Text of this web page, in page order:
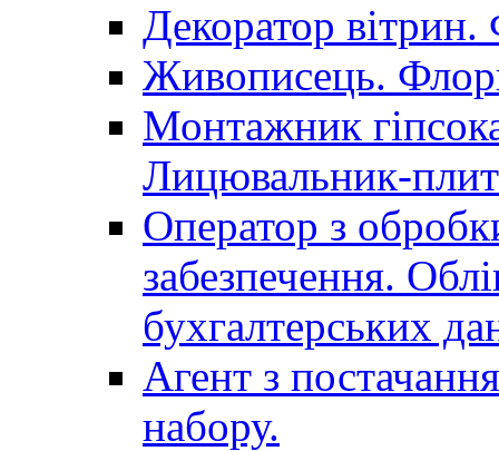
Декоратор вітрин.
Живописець.
Монтажник
Лицювальник-
Оператор з
забезпечення.
бухгалтерських
Агент з
набору.